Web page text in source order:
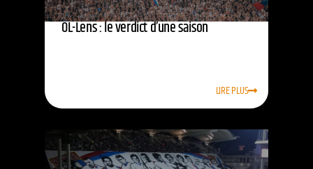
OL-Lens : le verdict d’une saison
LIRE PLUS